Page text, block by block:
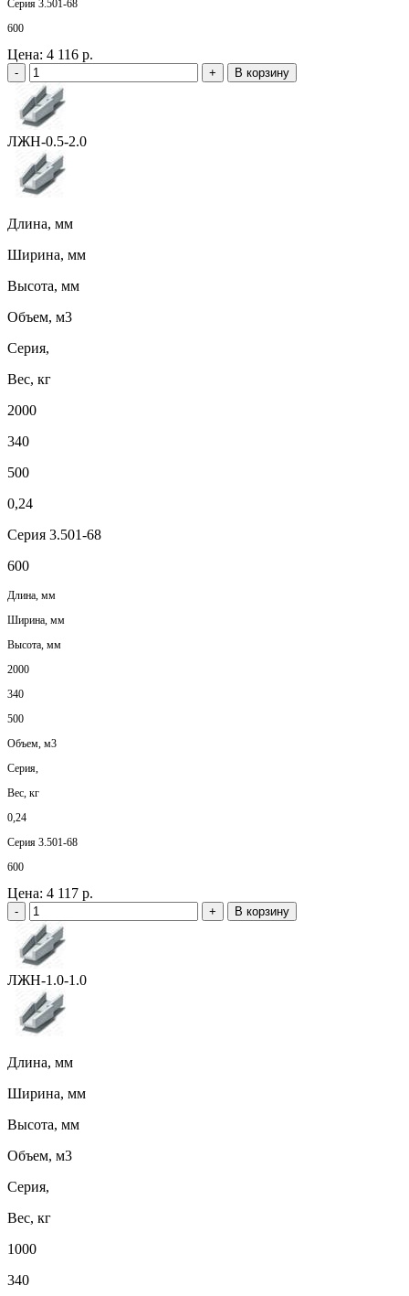
Серия 3.501-68
600
Цена: 4 116 р.
- + В корзину
ЛЖН-0.5-2.0
Длина, мм
Ширина, мм
Высота, мм
Объем, м3
Серия,
Вес, кг
2000
340
500
0,24
Серия 3.501-68
600
Длина, мм
Ширина, мм
Высота, мм
2000
340
500
Объем, м3
Серия,
Вес, кг
0,24
Серия 3.501-68
600
Цена: 4 117 р.
- + В корзину
ЛЖН-1.0-1.0
Длина, мм
Ширина, мм
Высота, мм
Объем, м3
Серия,
Вес, кг
1000
340